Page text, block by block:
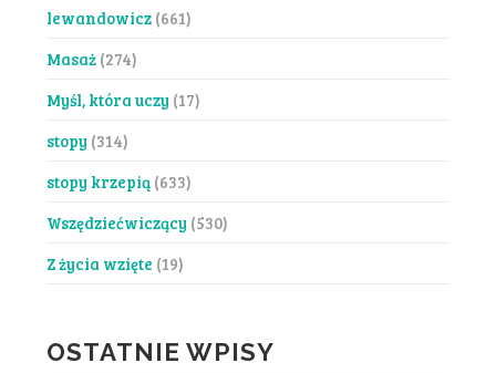
lewandowicz(661)
Masaż(274)
Myśl, która uczy (17)
stopy (314)
stopy krzepią(633)
Wszędziećwiczący (530)
Z życia wzięte (19)
OSTATNIE WPISY